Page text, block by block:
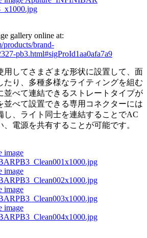
gallery online at:
products/brand-
pb3.html#sigProId1aa0afa7a9
用してさまざまな形状に設置して、面
たり、多種多様なライティングを組む
並べて連結できるストレートタイプが
並べて設置できる専用コネクターには
し、ライト同士を連結することでAC
、電源を共有することが可能です。